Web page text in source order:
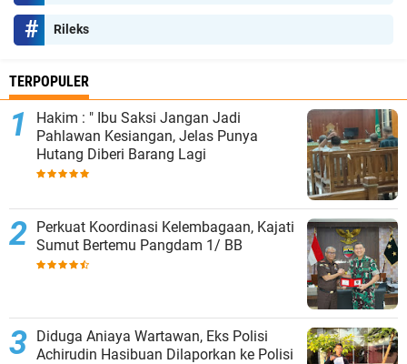
Rileks
TERPOPULER
Hakim : " Ibu Saksi Jangan Jadi
Pahlawan Kesiangan, Jelas Punya
Hutang Diberi Barang Lagi
Perkuat Koordinasi Kelembagaan, Kajati
Sumut Bertemu Pangdam 1/ BB
Diduga Aniaya Wartawan, Eks Polisi
Achirudin Hasibuan Dilaporkan ke Polisi